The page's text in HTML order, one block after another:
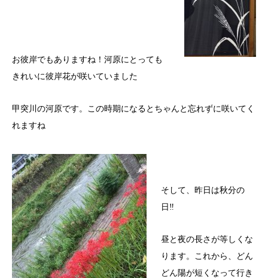
お彼岸でもありますね！河原にとっても
きれいに彼岸花が咲いていました
甲突川の河原です。この時期になるとちゃんと忘れずに咲いてく
れますね
そして、昨日は秋分の
日 ‼︎
昼と夜の長さが等しくな
ります。これから、どん
どん陽が短くなって行き